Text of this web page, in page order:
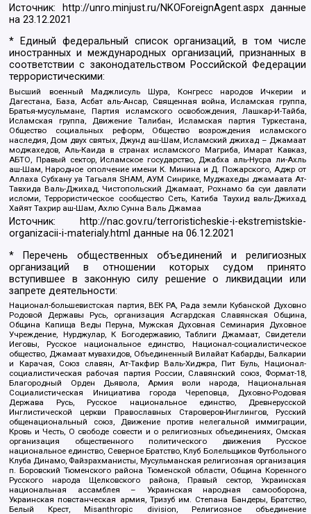
Источник: http://unro.minjust.ru/NKOForeignAgent.aspxданные
на23.12.2021
* Единый федеральный список организаций, в том числе
иностранных и международных организаций, признанных в
соответствии с законодательством Российской Федерации
террористическими:
Высший военный Маджлисуль Шура, Конгресс народов Ичкерии и
Дагестана, База, Асбат аль-Ансар, Священная война, Исламская группа,
Братья-мусульмане, Партия исламского освобождения, Лашкар-И-Тайба,
Исламская группа, Движение Талибан, Исламская партия Туркестана,
Общество социальных реформ, Общество возрождения исламского
наследия, Дом двух святых, Джунд аш-Шам, Исламский джихад – Джамаат
моджахедов, Аль-Каида в странах исламского Магриба, Имарат Кавказ,
АБТО, Правый сектор, Исламское государство, Джабха аль-Нусра ли-Ахль
аш-Шам, Народное ополчение имени К. Минина и Д. Пожарского, Аджр от
Аллаха Субхану уа Тагьаля SHAM, АУМ Синрике, Муджахеды джамаата Ат-
Тавхида Валь-Джихад, Чистопольский Джамаат, Рохнамо ба суи давлати
исломи, Террористическое сообщество Сеть, Катиба Таухид валь-Джихад,
Хайят Тахрир аш-Шам, Ахлю Сунна Валь Джамаа
Источник:
http://nac.gov.ru/terroristicheskie-i-ekstremistskie-
organizacii-i-materialy.html данные на06.12.2021
* Перечень общественных объединений и религиозных
организаций в отношении которых судом принято
вступившее в законную силу решение о ликвидации или
запрете деятельности:
Национал-большевистская партия, ВЕК РА, Рада земли Кубанской Духовно
Родовой Державы Русь, организация Асгардская Славянская Община,
Община Капища Веды Перуна, Мужская Духовная Семинария Духовное
Учреждение, Нурджулар, К Богодержавию, Таблиги Джамаат, Свидетели
Иеговы, Русское национальное единство, Национал-социалистическое
общество, Джамаат мувахидов, Объединенный Вилайат Кабарды, Балкарии
и Карачая, Союз славян, Ат-Такфир Валь-Хиджра, Пит Буль, Национал-
социалистическая рабочая партия России, Славянский союз, Формат-18,
Благородный Орден Дьявола, Армия воли народа, Национальная
Социалистическая Инициатива города Череповца, Духовно-Родовая
Держава Русь, Русское национальное единство, Древнерусской
Инглистической церкви Православных Староверов-Инглингов, Русский
общенациональный союз, Движение против нелегальной иммиграции,
Кровь и Честь, О свободе совести и о религиозных объединениях, Омская
организация общественного политического движения Русское
национальное единство, Северное Братство, Клуб Болельщиков Футбольного
Клуба Динамо, Файзрахманисты, Мусульманская религиозная организация
п. Боровский Тюменского района Тюменской области, Община Коренного
Русского народа Щелковского района, Правый сектор, Украинская
национальная ассамблея – Украинская народная самооборона,
Украинская повстанческая армия, Тризуб им. Степана Бандеры, Братство,
Белый Крест, Misanthropic division, Религиозное объединение